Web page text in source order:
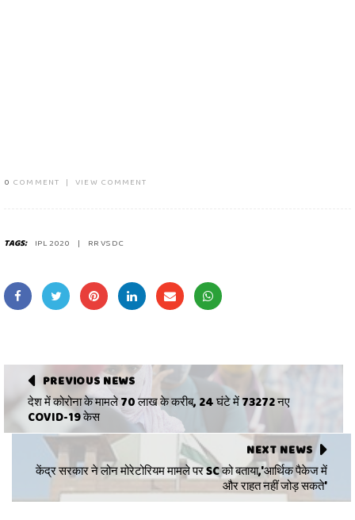
0 COMMENT | VIEW COMMENT
TAGS: IPL 2020 RR VS DC
PREVIOUS NEWS
देश में कोरोना के मामले 70 लाख के करीब, 24 घंटे में 73272 नए
COVID-19 केस
NEXT NEWS
केंद्र सरकार ने लोन मोरेटोरियम मामले पर SC को बताया,'आर्थिक पैकेज में
और राहत नहीं जोड़ सकते'